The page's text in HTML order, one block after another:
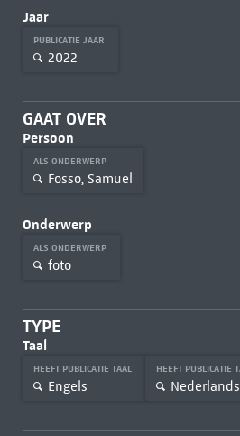
Jaar
PUBLICATIE JAAR
2022
GAAT OVER
Persoon
ALS ONDERWERP
Fosso, Samuel
Onderwerp
ALS ONDERWERP
foto
TYPE
Taal
HEEFT PUBLICATIE TAAL
Engels
HEEFT PUBLICATIE
Nederlands